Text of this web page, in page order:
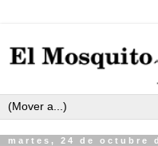
martes, 24 de octubre